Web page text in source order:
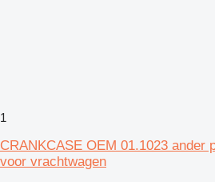
1
CRANKCASE OEM 01.1023 ander
voor vrachtwagen